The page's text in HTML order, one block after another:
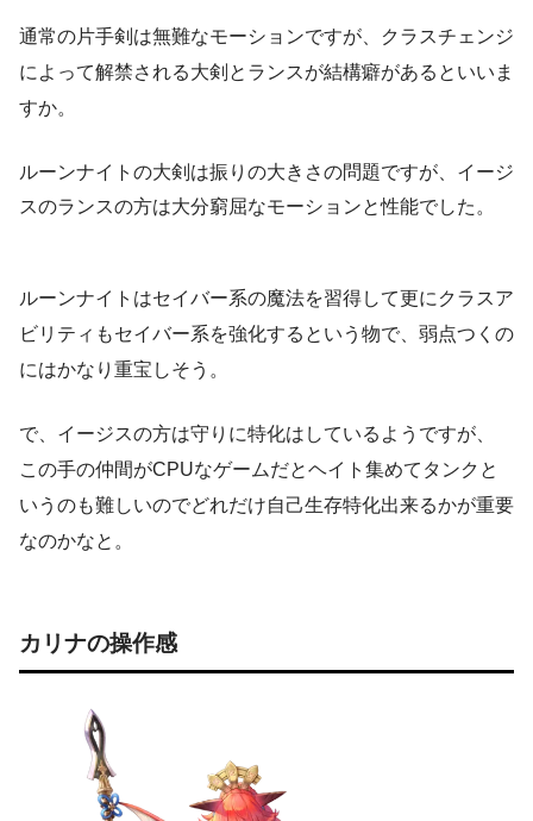
通常の片手剣は無難なモーションですが、クラスチェンジ
によって解禁される大剣とランスが結構癖があるといいま
すか。
ルーンナイトの大剣は振りの大きさの問題ですが、イージ
スのランスの方は大分窮屈なモーションと性能でした。
ルーンナイトはセイバー系の魔法を習得して更にクラスア
ビリティもセイバー系を強化するという物で、弱点つくの
にはかなり重宝しそう。
で、イージスの方は守りに特化はしているようですが、
この手の仲間がCPUなゲームだとヘイト集めてタンクと
いうのも難しいのでどれだけ自己生存特化出来るかが重要
なのかなと。
カリナの操作感